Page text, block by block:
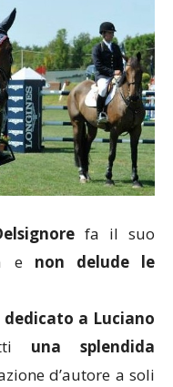
fa il suo
e non delude le
dedicato a Luciano
una splendida
d’autore a soli